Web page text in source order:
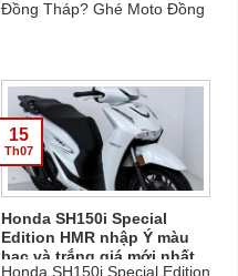
Đồng Tháp? Ghé Moto Đồng
Italy, mô tô cao cấp và xe độc
lạ....
Honda SH150i Special
Edition HMR nhập Ý màu
bạc và trắng giá mới nhất
Honda SH150i Special Edition
15
Th07